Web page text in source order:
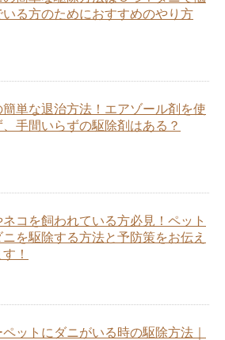
いる方のためにおすすめのやり方
簡単な退治方法！エアゾール剤を使
、手間いらずの駆除剤はある？
ネコを飼われている方必見！ペット
ニを駆除する方法と予防策をお伝え
！
ペットにダニがいる時の駆除方法｜